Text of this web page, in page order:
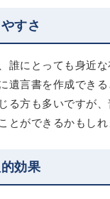
すさ
誰にとっても身近
遺言書を作成でき
る方も多いですが
ができるかもしれ
効果